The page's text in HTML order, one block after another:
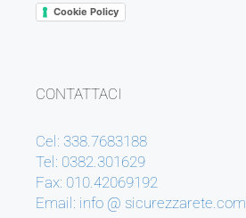
Cookie Policy
CONTATTACI
Cel: 338.7683188
Tel: 0382.301629
Fax: 010.42069192
Email: info @ sicurezzarete.com